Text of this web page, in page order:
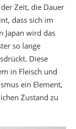
der Zeit, die Dauer
dass sich im
Japan wird das
so lange
Diese
in Fleisch und
ein Element,
Zustand zu